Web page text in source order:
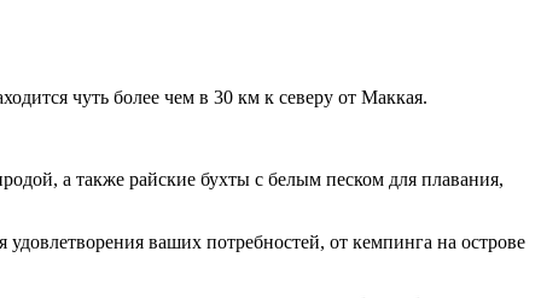
чуть более чем в 30 км к северу от Маккая.
а также райские бухты с белым песком для плавания,
ваших потребностей, от кемпинга на острове